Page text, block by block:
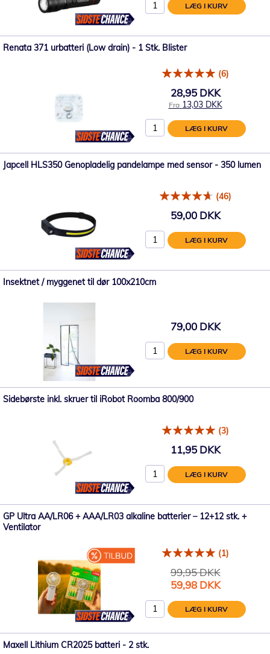
LÆG I KURV
Renata 371 urbatteri (Low drain) - 1 Stk. Blister
(6)
28,95 DKK
Fra 13,03 DKK
LÆG I KURV
Japcell HLS350 Genopladelig pandelampe med sensor - 350 lumen
(46)
59,00 DKK
LÆG I KURV
Insektnet / myggenet til dør 100x210cm
79,00 DKK
LÆG I KURV
Sidebørste inkl. skruer til iRobot Roomba 800/900
(3)
11,95 DKK
LÆG I KURV
GP Ultra AA/LR06 + AAA/LR03 alkaline batterier – 12+12 stk. +
Ventilator
(1)
99,95 DKK
Tilbudspris
59,98 DKK
LÆG I KURV
Maxell Lithium CR2025 batteri - 2 stk.